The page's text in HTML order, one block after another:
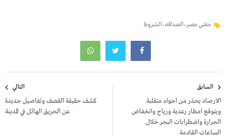
مفتى مصر،الصداقه،الشروط
المقالات
السابق
الارصاد يحذر من اجواء متقلبة
ويتوقع امطار رعدية ورياح وانخفاض
الحرارة واضطرابات البحر خلال
الساعات القادمة
التالي
كشف حقيقة القصف وتفاصيل جديدة
عن الحريق الهائل في المدينة